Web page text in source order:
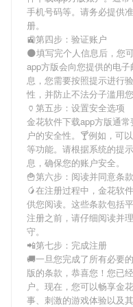
手机号码等。请务必提供
册。
🚉第四步：验证账户
🌑填写完个人信息后，您
app方版会向您提供的电
息，您需要按照提示进行
性，并防止不法分子滥用您
🏺第五步：设置安全选项
金花软件下载app方版通常
户的安全性。🍸例如，可
等功能。请根据系统的提
息，确保您的账户安全。
🍟第六步：阅读并同意条款
🥭在注册过程中， 金花软
供您阅读。这些条款包括
注册之前，请仔细阅读并
守。
📲第七步：完成注册
🚚一旦您完成了所有必要
版的条款，恭喜您！您已
户。现在，您可以畅享金
事、刺激的游戏体验以及